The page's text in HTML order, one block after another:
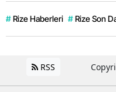
# Rize Haberleri # Rize Son
RSS